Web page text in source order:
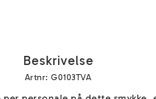
Beskrivelse
Artnr: G0103TVA